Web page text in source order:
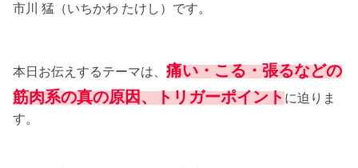
市川 猛（いちかわ たけし）です。
本日お伝えするテーマは、 痛い・こる・張るなどの
筋肉系の真の原因、トリガーポイントに迫りま
す。